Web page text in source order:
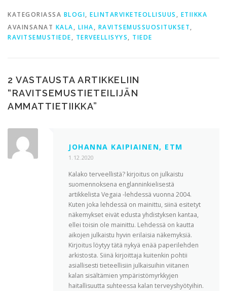
KATEGORIASSA BLOGI, ELINTARVIKETEOLLISUUS , ETIIKKA
AVAINSANAT KALA, LIHA, RAVITSEMUSSUOSITUKSET,
RAVITSEMUSTIEDE, TERVEELLISYYS, TIEDE
2 VASTAUSTA ARTIKKELIIN
“RAVITSEMUSTIETEILIJÄN
AMMATTIETIIKKA”
JOHANNA KAIPIAINEN, ETM
1.12.2020
Kalako terveellistä? kirjoitus on julkaistu
suomennoksena englanninkielisestä
artikkelista Vegaia -lehdessä vuonna 2004.
Kuten joka lehdessä on mainittu, siinä esitetyt
näkemykset eivät edusta yhdistyksen kantaa,
ellei toisin ole mainittu. Lehdessä on kautta
aikojen julkaistu hyvin erilaisia näkemyksiä.
Kirjoitus löytyy tätä nykyä enää paperilehden
arkistosta. Siinä kirjoittaja kuitenkin pohtii
asiallisesti tieteellisiin julkaisuihin viitanen
kalan sisältämien ympäristömyrkkyjen
haitallisuutta suhteessa kalan terveyshyötyihin.